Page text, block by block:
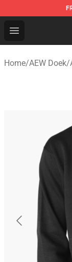
Open menu
Aew Shop
Home/AEW Doek/